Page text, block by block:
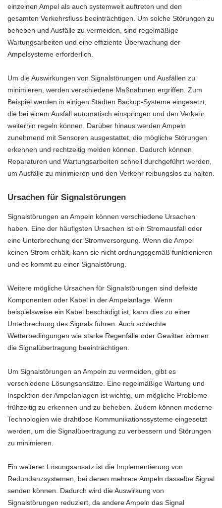
einzelnen Ampel als auch systemweit auftreten und den
gesamten Verkehrsfluss beeinträchtigen. Um solche Störungen zu
beheben und Ausfälle zu vermeiden, sind regelmäßige
Wartungsarbeiten und eine effiziente Überwachung der
Ampelsysteme erforderlich.
Um die Auswirkungen von Signalstörungen und Ausfällen zu
minimieren, werden verschiedene Maßnahmen ergriffen. Zum
Beispiel werden in einigen Städten Backup-Systeme eingesetzt,
die bei einem Ausfall automatisch einspringen und den Verkehr
weiterhin regeln können. Darüber hinaus werden Ampeln
zunehmend mit Sensoren ausgestattet, die mögliche Störungen
erkennen und rechtzeitig melden können. Dadurch können
Reparaturen und Wartungsarbeiten schnell durchgeführt werden,
um Ausfälle zu minimieren und den Verkehr reibungslos zu halten.
Ursachen für Signalstörungen
Signalstörungen an Ampeln können verschiedene Ursachen
haben. Eine der häufigsten Ursachen ist ein Stromausfall oder
eine Unterbrechung der Stromversorgung. Wenn die Ampel
keinen Strom erhält, kann sie nicht ordnungsgemäß funktionieren
und es kommt zu einer Signalstörung.
Weitere mögliche Ursachen für Signalstörungen sind defekte
Komponenten oder Kabel in der Ampelanlage. Wenn
beispielsweise ein Kabel beschädigt ist, kann dies zu einer
Unterbrechung des Signals führen. Auch schlechte
Wetterbedingungen wie starke Regenfälle oder Gewitter können
die Signalübertragung beeinträchtigen.
Um Signalstörungen an Ampeln zu vermeiden, gibt es
verschiedene Lösungsansätze. Eine regelmäßige Wartung und
Inspektion der Ampelanlagen ist wichtig, um mögliche Probleme
frühzeitig zu erkennen und zu beheben. Zudem können moderne
Technologien wie drahtlose Kommunikationssysteme eingesetzt
werden, um die Signalübertragung zu verbessern und Störungen
zu minimieren.
Ein weiterer Lösungsansatz ist die Implementierung von
Redundanzsystemen, bei denen mehrere Ampeln dasselbe Signal
senden können. Dadurch wird die Auswirkung von
Signalstörungen reduziert, da andere Ampeln das Signal